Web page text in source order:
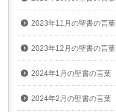
2023年11月の聖書の言葉
2023年12月の聖書の言葉
2024年1月の聖書の言葉
2024年2月の聖書の言葉